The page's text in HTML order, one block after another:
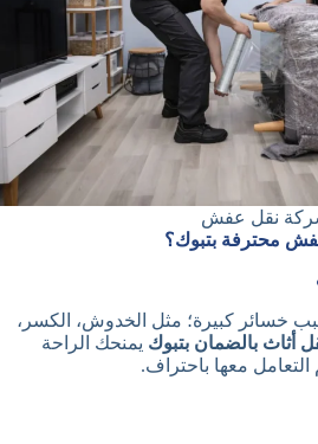
نقل عفش
محترفة بتبوك؟
خسائر كبيرة؛ مثل الخدوش، الكسر،
أثاث بالضمان بتبوك يمنحك الراحة
معها باحتراف.